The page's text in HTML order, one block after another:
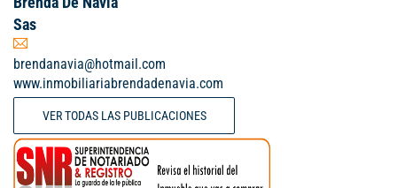
Sas
brendanavia@hotmail.com
www.inmobiliariabrendadenavia.com
VER TODAS LAS PUBLICACIONES